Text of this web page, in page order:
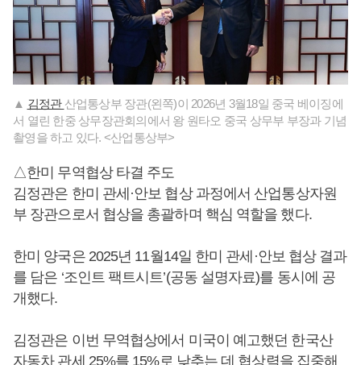
▲ 김정관 산업통상부 장관(왼쪽)이 2026년 3월18일 중국 베이징에
서 열린 한중 상무장관회의에서 왕 원타오 중국 상무부 부장과 기념
촬영을 하고 있다. <산업통상부>
△한미 무역협상 타결 주도
김정관은 한미 관세·안보 협상 과정에서 산업통상자원
부 장관으로서 협상을 총괄하며 핵심 역할을 했다.
한미 양국은 2025년 11월14일 한미 관세·안보 협상 결과
를 담은 ‘조인트 팩트시트’(공동 설명자료)를 동시에 공
개했다.
김정관은 이번 무역협상에서 미국이 예고했던 한국산
자동차 관세 25%를 15%로 낮추는 데 협상력을 집중해